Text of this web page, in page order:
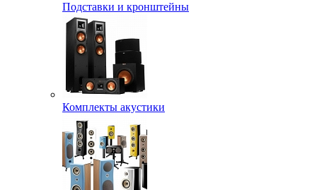
Подставки и кронштейны
Комплекты акустики